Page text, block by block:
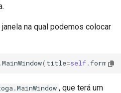
na qual podemos colocar
.MainWindow( title=self.
, que terá um